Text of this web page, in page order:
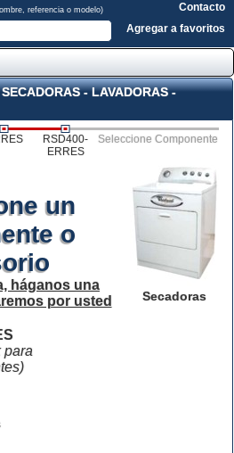
referencia o modelo)
Contacto
Agregar a favoritos
- LAVADORAS -
RSD400-
ERRES
Seleccione Componente
Secadoras
un
o
háganos una
por usted
para